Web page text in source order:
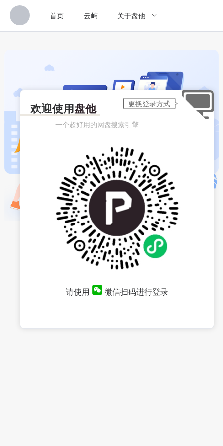
首页 云屿 关于盘他
欢迎使用盘他
一个超好用的网盘搜索引擎
请使用 微信扫码进行登录